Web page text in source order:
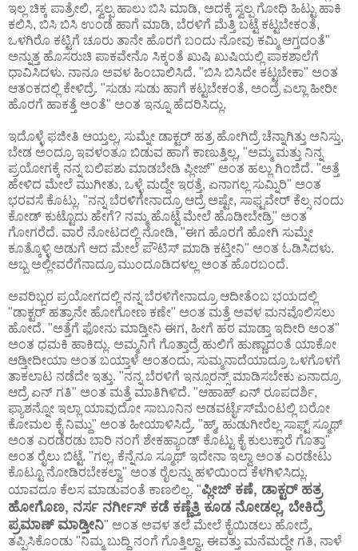
ಇಲ್ಲ ಚಿಕ್ಕ ಪಾತ್ರೇಲಿ, ಸ್ವಲ್ಪ ಹಾಲು ಬಿಸಿ ಮಾಡಿ, ಅದಕ್ಕೆ ಸ್ವಲ್ಪ ಗೋಧಿ ಹಿಟ್ಟು ಹಾಕಿ
ಕಲಿಸಿ, ಬಿಸಿ ಬಿಸಿ ಉಂಡೆ ಹಾಗೆ ಮಾಡಿ, ಬೆರಳಿಗೆ ಮೆತ್ತಿ ಬಟ್ಟೆ ಕಟ್ಟಬೇಕಂತೆ,
ಒಳಗಿರೊ ಕಟ್ಟಿಗೆ ಚೂರು ತಾನೇ ಹೊರಗೆ ಬಂದು ನೋವು ಕಮ್ಮಿ ಆಗ್ತದಂತೆ"
ಅನ್ನುತ್ತ ಹೊಸರುಚಿ ಪಾಕವೇನೊ ಸಿಕ್ಕಂತೆ ಖುಷಿ ಖುಷಿಯಲ್ಲಿ ಪಾಕಶಾಲೆಗೆ
ಧಾವಿಸಿದಳು. ನಾನೂ ಅವಳ ಹಿಂಬಾಲಿಸಿದೆ. "ಬಿಸಿ ಬಿಸಿದೇ ಕಟ್ಟಬೇಕಾ" ಅಂತ
ಆತಂಕದಲ್ಲಿ ಕೇಳಿದ್ರೆ. "ಸುಡು ಸುಡು ಹಾಗೆ ಕಟ್ಟಬೇಕಂತೆ, ಅಂದ್ರೆ ಎಲ್ಲಾ ಹೀರೀ
ಹೊರಗೆ ಹಾಕತ್ತೆ ಅಂತೆ" ಅಂತ ಇನ್ನೂ ಹೆದರಿಸಿದ್ಲು.
ಇದೊಳ್ಳೆ ಫಜೀತಿ ಆಯ್ತಲ್ಲ, ಸುಮ್ನೇ ಡಾಕ್ಟರ್ ಹತ್ರ ಹೋಗಿದ್ರೆ ಚೆನ್ನಾಗಿತ್ತು ಅನಿಸ್ತು,
ಬೇಡ ಅಂದ್ರೂ ಇವಳಂತೂ ಬಿಡುವ ಹಾಗೆ ಕಾಣುತ್ತಿಲ್ಲ, "ಅಮ್ಮ ಮತ್ತು ನಿನ್ನ
ಪ್ರಯೋಗಕ್ಕೆ ನನ್ನ ಬಲಿಪಶು ಮಾಡಬೇಡಿ ಪ್ಲೀಜ್" ಅಂತ ಹಲ್ಲು ಗಿಂಜಿದೆ. "ಅತ್ತೆ
ಹೇಳಿದ ಮೇಲೆ ಮುಗೀತು, ಒಳ್ಳೆ ಮದ್ದೇ ಇರತ್ತೆ, ಏನಾಗಲ್ಲ ಸುಮ್ನಿರಿ" ಅಂತ
ಭರವಸೆ ಕೊಟ್ಲು. "ನನ್ನ ಬೆರಳಿಗೇನಾದ್ರೂ ಆದ್ರೆ ಅಷ್ಟೇ, ಸಾಫ್ಟವೇರ್ ಕೆಲ್ಸ ನಂದು
ಕೋಡ್ ಕುಟ್ಟೊದು ಹೇಗೆ? ನಮ್ಮ ಹೊಟ್ಟೆ ಮೇಲೆ ಹೊಡೀಬೇಡ್ರಿ" ಅಂತ
ಗೋಗರೆದೆ. ವಾರೆ ನೋಟದಲ್ಲಿ ನೋಡಿ, "ಈಗ ಹೊರಗೆ ಹೋಗಿ ಸುಮ್ನೇ
ಕೂತ್ಕೊಳ್ಳಿ ಅಡುಗೆ ಆದ ಮೇಲೆ ಪೌಟಿಸ್ ಮಾಡಿ ಕಟ್ತೀನಿ" ಅಂತ ಓಡಿಸಿದಳು.
ಅಬ್ಬ ಅಲ್ಲೀವರೆಗೆನಾದ್ರೂ ಮುಂದೂಡಿದಳಲ್ಲ ಅಂತ ಹೊರಬಂದೆ.
ಅವರಿಬ್ಬರ ಪ್ರಯೋಗದಲ್ಲಿ ನನ್ನ ಬೆರಳಿಗೇನಾದ್ರೂ ಆದೀತೆಂಬ ಭಯದಲ್ಲಿ
"ಡಾಕ್ಟರ್ ಹತ್ರಾನೇ ಹೋಗೋಣ ಕಣೇ" ಅಂತ ಮತ್ತೆ ಅವಳ ಮನವೊಲಿಸಲು
ಹೋದೆ. "ಅತ್ತೆಗೆ ಫೋನು ಮಾಡ್ತೀನಿ ಈಗ, ಹೀಗೆ ಹಠ ಮಾಡ್ತಾ ಇದೀರಿ ಅಂತ"
ಅಂತ ಧಮಕಿ ಹಾಕಿದ್ಲು. ಅಮ್ಮನಿಗೆ ಗೊತ್ತಾದ್ರೆ ಹುಲಿಗೆ ಹುಣ್ಣಾದಂತೆ ಯಾಕೋ
ಆಡ್ತೀದೀಯಾ ಅಂತ ಬಯ್ತಾಳೆ ಅಂತಂದು, ಸುಮ್ಮನಾದೆಯಾದ್ರೂ ಒಳಗೊಳಗೆ
ತಾಕಲಾಟ ನಡೆದೇ ಇತ್ತು. "ನನ್ನ ಬೆರಳಿಗೆ ಇನ್ಸೂರನ್ಸ್ ಮಾಡಿಸಬೇಕು ಏನಾದ್ರೂ
ಆದ್ರೆ ಏನ್ ಗತಿ" ಅಂತ ಮತ್ತೆ ಮಾತಿಗಿಳಿದೆ. "ಆಹಾಹ್ ಏನ್ ರೂಪದರ್ಶಿ,
ಫ್ಯಾಶನ್ನೋ ಇಲ್ಲಾ ಯಾವುದೋ ಸಾಬೂನಿನ ಅಡವರ್ಟೈಸ್‌ಮೆಂಟಲ್ಲಿ ಬರೋ
ಕೋಮಲ ಕೈ ನಿಮ್ದು" ಅಂತ ಹೀಯಾಳಿಸಿದ್ರೆ. "ಹ್ಮ್, ಹುಡುಗೀರೆಲ್ಲ ಸಾಫ್ಟ್ ಸ್ಮೂಥ್
ಅಂತ ಎರಡೆರಡು ಬಾರಿ ನಂಗೆ ಶೇಕಹ್ಯಾಂಡ್ ಕೊಟ್ಟು ಕೈ ಕುಲುಕ್ತಾರೆ ಗೊತ್ತಾ"
ಅಂತ ರೈಲು ಬಿಟ್ಟೆ. "ಗಲ್ಲ, ಕೆನ್ನೆನೂ ಸ್ಮೂಥ್ ಇದೇನಾ ಇಲ್ವಾ ಅಂತ ಎರಡೇಟು
ಕೊಟ್ಟೂ ನೋಡಿರಬೇಕಲ್ವಾ" ಅಂತ ರೈಲನ್ನು ಹಳಿಯಿಂದ ಕೆಳಗಿಳಿಸಿದ್ಲು.
ಯಾವದೂ ಕೆಲಸ ಮಾಡುವಂತೆ ಕಾಣಲಿಲ್ಲ. "ಪ್ಲೀಜ್ ಕಣೆ, ಡಾಕ್ಟರ್ ಹತ್ರ
ಹೋಗೊಣ, ನರ್ಸ ನರ್ಗೀಸ್ ಕಡೆ ಕಣ್ಣೆತ್ತಿ ಕೂಡ ನೋಡಲ್ಲ, ಬೇಕಿದ್ರೆ
ಪ್ರಮಾಣ್ ಮಾಡ್ತೀನಿ" ಅಂತ ಅವಳ ತಲೆ ಮೇಲೆ ಕೈಯಿಡಲು ಹೋದ್ರೆ,
ತಪ್ಪಿಸಿಕೊಂಡು "ನಿಮ್ಮ ಬುದ್ಧಿ ನಂಗೆ ಗೊತ್ತಿಲ್ವಾ, ಈವತ್ತು ಮನೆಮದ್ದೇ ಗತಿ, ನಾಳೆ